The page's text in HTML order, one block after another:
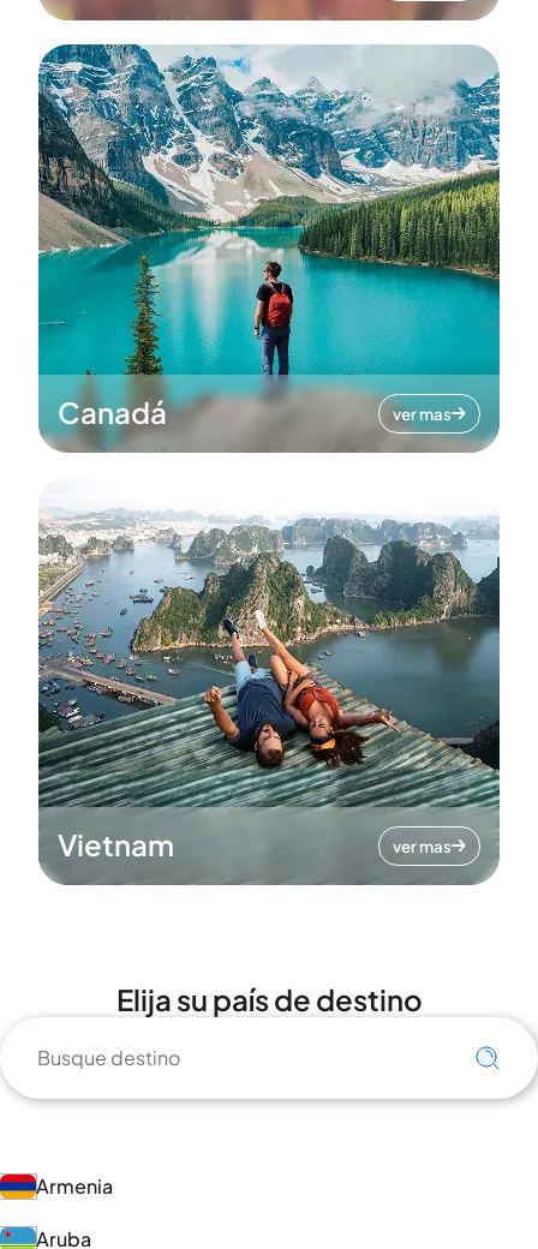
Canadá ver mas
Vietnam ver mas
Elija su país de destino
Armenia
Aruba